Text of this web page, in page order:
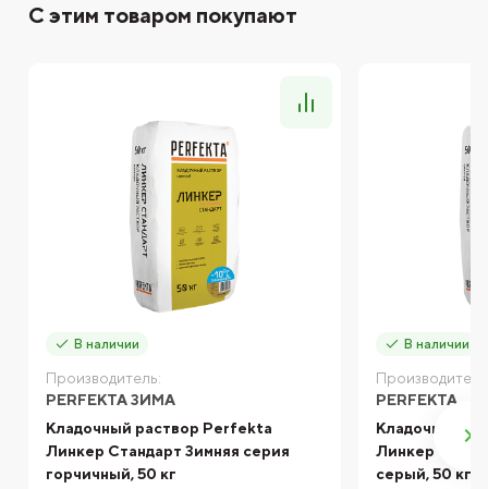
С этим товаром покупают
В наличии
Производитель:
PERFEKTA ЗИМА
Кладочный раствор Perfekta
Линкер Стандарт Зимняя серия
горчичный, 50 кг
В наличии
PERFEKTA
Кладочный
Линкер
серый, 50 кг